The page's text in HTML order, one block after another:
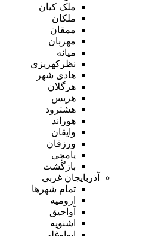
ملک کیان
ملکان
ممقان
مهربان
میانه
نظرکهریزی
هادی شهر
هرگلان
هریس
هشترود
هوراند
وایقان
ورزقان
یامچی
بازگشت
آذربایجان غربی
تمام شهر‌ها
ارومیه
آواجیق
اشنویه